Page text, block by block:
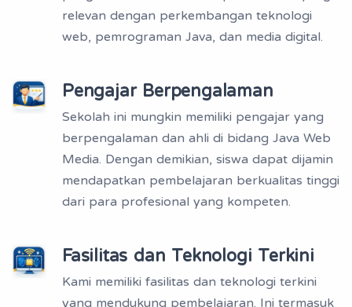
relevan dengan perkembangan teknologi
web, pemrograman Java, dan media digital.
Pengajar Berpengalaman
Sekolah ini mungkin memiliki pengajar yang
berpengalaman dan ahli di bidang Java Web
Media. Dengan demikian, siswa dapat dijamin
mendapatkan pembelajaran berkualitas tinggi
dari para profesional yang kompeten.
Fasilitas dan Teknologi Terkini
Kami memiliki fasilitas dan teknologi terkini
yang mendukung pembelajaran. Ini termasuk